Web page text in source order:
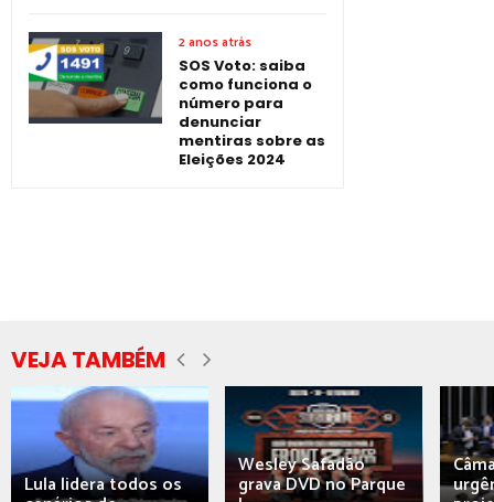
2 anos atrás
SOS Voto: saiba
como funciona o
número para
denunciar
mentiras sobre as
Eleições 2024
VEJA TAMBÉM
Lula lidera todos os
Wesley Safadão
grava DVD no Parque